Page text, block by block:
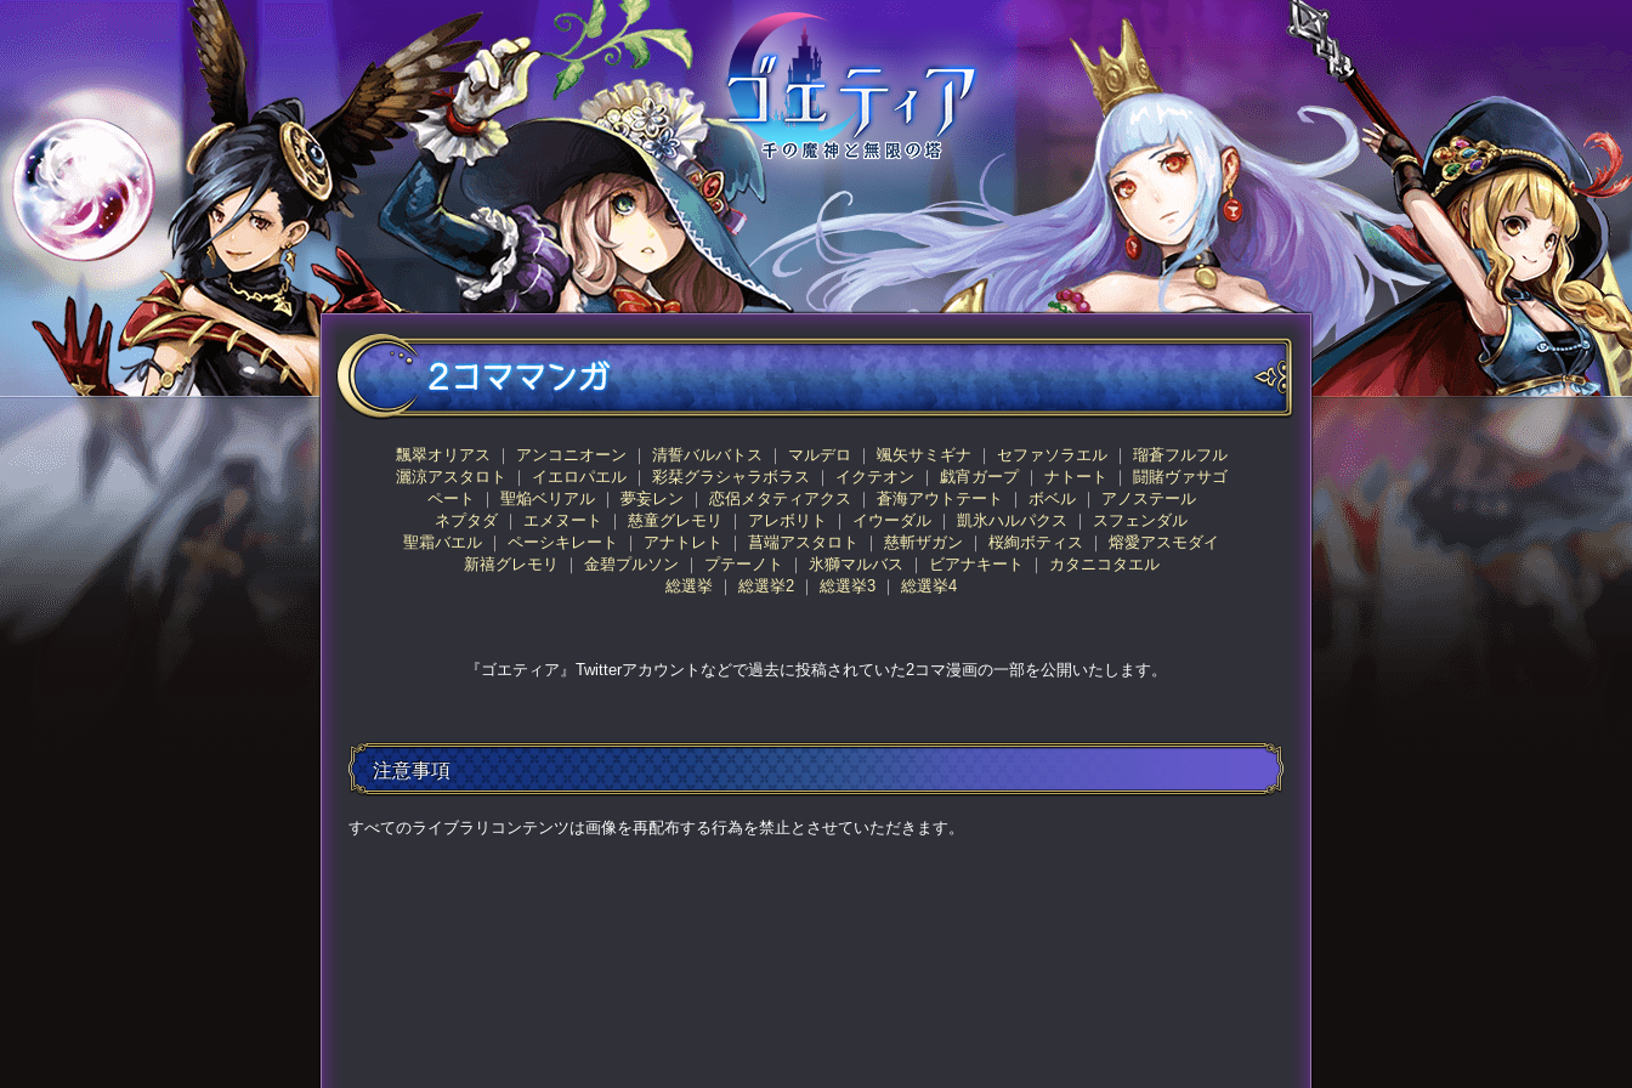
飄翠オリアス アンコニオーン 清誓バルバトス マルデロ 颯矢サミギナ セファソラエル
瑠蒼フルフル
灑涼アスタロト
イエロパエル 彩栞グラシャラボラス イクテオン 戯宵ガープ ナトート
闘賭ヴァサゴ
ペート
聖焔ベリアル 夢妄レン 恋侶メタティアクス 蒼海アウトテート ボベル
アノステール
ネプタダ
エメヌート 慈童グレモリ アレボリト イウーダル 凱氷ハルパクス
スフェンダル
聖霜バエル
ペーシキレート アナトレト 菖端アスタロト 慈斬ザガン 桜絢ボティス
熔愛アスモダイ
新禧グレモリ
金碧プルソン プテーノト 氷獅マルバス ビアナキート
カタニコタエル
総選挙
総選挙2 総選挙3 総選挙4
『ゴエティア』Twitterアカウントなどで過去に投稿されていた2コマ漫画の一部を公開いたします。
注意事項
すべてのライブラリコンテンツは画像を再配布する行為を禁止とさせていただきます。